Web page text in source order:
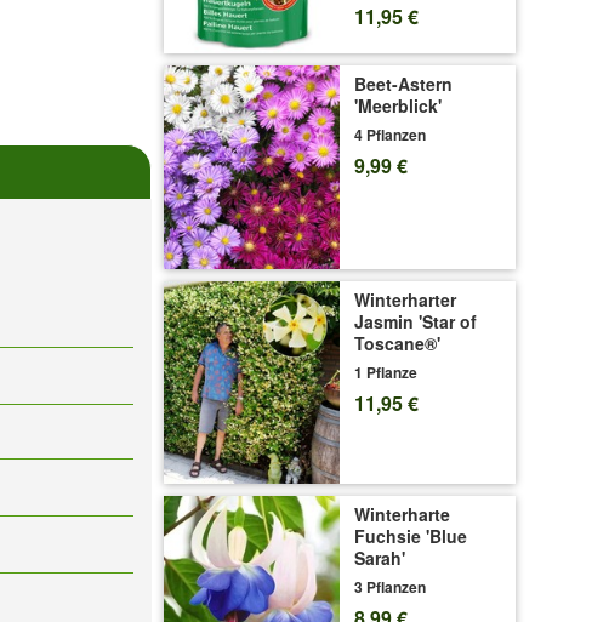
11,95 €
Beet-Astern
'Meerblick'
4 Pflanzen
9,99 €
Winterharter
Jasmin 'Star of
Toscane®'
1 Pflanze
11,95 €
Winterharte
Fuchsie 'Blue
Sarah'
3 Pflanzen